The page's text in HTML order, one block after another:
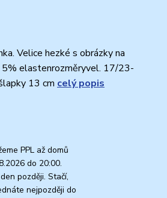
Velice hezké s obrázky na
5% elastenrozměryvel. 17/23-
13 cm celý popis
PPL až domů
do 20:00.
později. Stačí,
nejpozději do